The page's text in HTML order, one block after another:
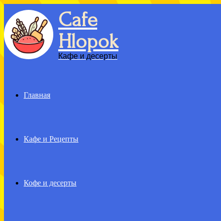
Menu
Cafe
Hlopok
Кафе и десерты
Главная
Кафе и Рецепты
Кофе и десерты